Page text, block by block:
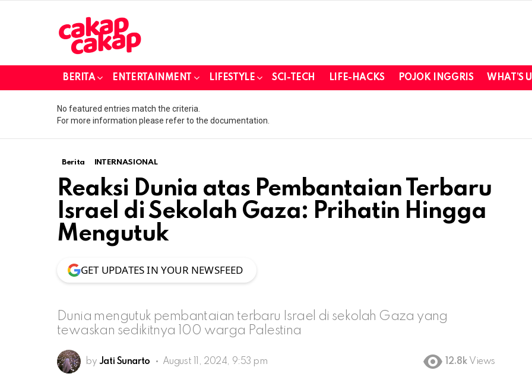
BERITA ENTERTAINMENT LIFESTYLE SCI-TECH LIFE-HACKS POJOK INGGRIS WHAT’S
No featured entries match the criteria.
For more information please refer to the documentation.
Berita INTERNASIONAL
Reaksi Dunia atas Pembantaian Terbaru
Israel di Sekolah Gaza: Prihatin Hingga
Mengutuk
GET UPDATES IN YOUR NEWSFEED
Dunia mengutuk pembantaian terbaru Israel di sekolah Gaza yang
tewaskan sedikitnya 100 warga Palestina
by Jati Sunarto August 11, 2024, 9:53 pm 12.8k Views